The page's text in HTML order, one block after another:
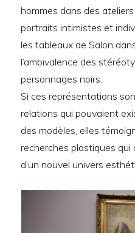
hommes dans des
portraits intimistes et
les tableaux de Salon
l’ambivalence des
personnages noirs.
Si ces représentations
relations qui pouvaient
des modèles, elles
recherches plastiques qui
d’un nouvel univers